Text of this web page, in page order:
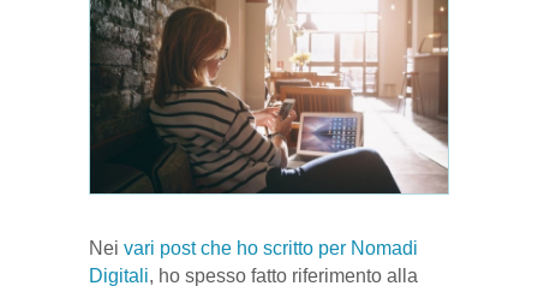
Nei vari post che ho scritto per Nomadi
Digitali, ho spesso fatto riferimento alla